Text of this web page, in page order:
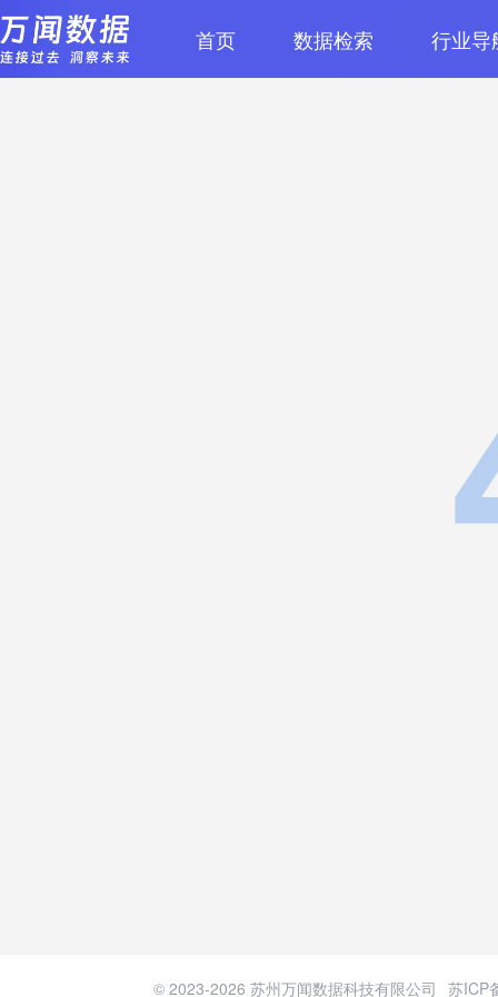
首页 数据检索 行业导
© 2023-2026 苏州万闻数据科技有限公司 苏ICP